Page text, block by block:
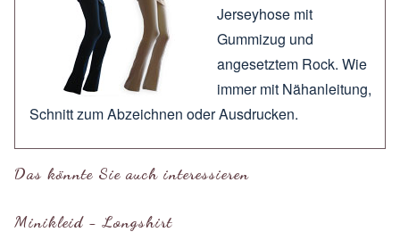
Jerseyhose mit
Gummizug und
angesetztem Rock. Wie
immer mit Nähanleitung,
Schnitt zumAbzeichnen oderAusdrucken.
Das könnte Sie auch interessieren
Minikleid - Longshirt